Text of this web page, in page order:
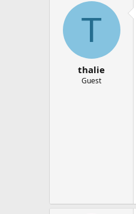
T
thalie
Guest